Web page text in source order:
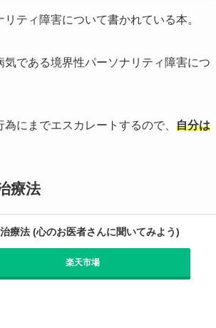
ティ障害について書かれている本。
である境界性パーソナリティ障害につ
にまでエスカレートするので、 自分は
療法
療法 (心のお医者さんに聞いてみよう)
楽天市場